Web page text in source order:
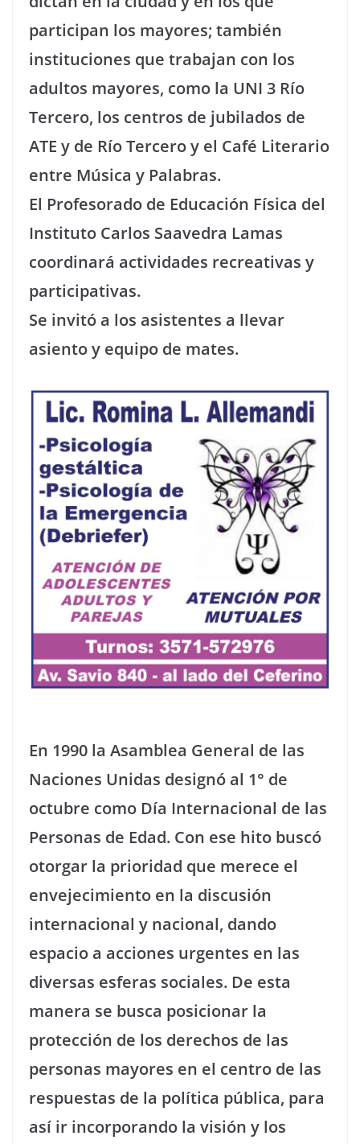
participan los mayores; también
instituciones que trabajan con los
adultos mayores, como la UNI 3 Río
Tercero, los centros de jubilados de
ATE y de Río Tercero y el Café Literario
entre Música y Palabras.
El Profesorado de Educación Física del
Instituto Carlos Saavedra Lamas
coordinará actividades recreativas y
participativas.
Se invitó a los asistentes a llevar
asiento y equipo de mates.
En 1990 la Asamblea General de las
Naciones Unidas designó al 1° de
octubre como Día Internacional de las
Personas de Edad. Con ese hito buscó
otorgar la prioridad que merece el
envejecimiento en la discusión
internacional y nacional, dando
espacio a acciones urgentes en las
diversas esferas sociales. De esta
manera se busca posicionar la
protección de los derechos de las
personas mayores en el centro de las
respuestas de la política pública, para
así ir incorporando la visión y los